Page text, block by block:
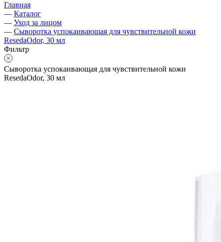
Главная
— Каталог
— Уход за лицом
— Сыворотка успокаивающая для чувствительной кожи
ResedaOdor, 30 мл
Фильтр
Сыворотка успокаивающая для чувствительной кожи
ResedaOdor, 30 мл